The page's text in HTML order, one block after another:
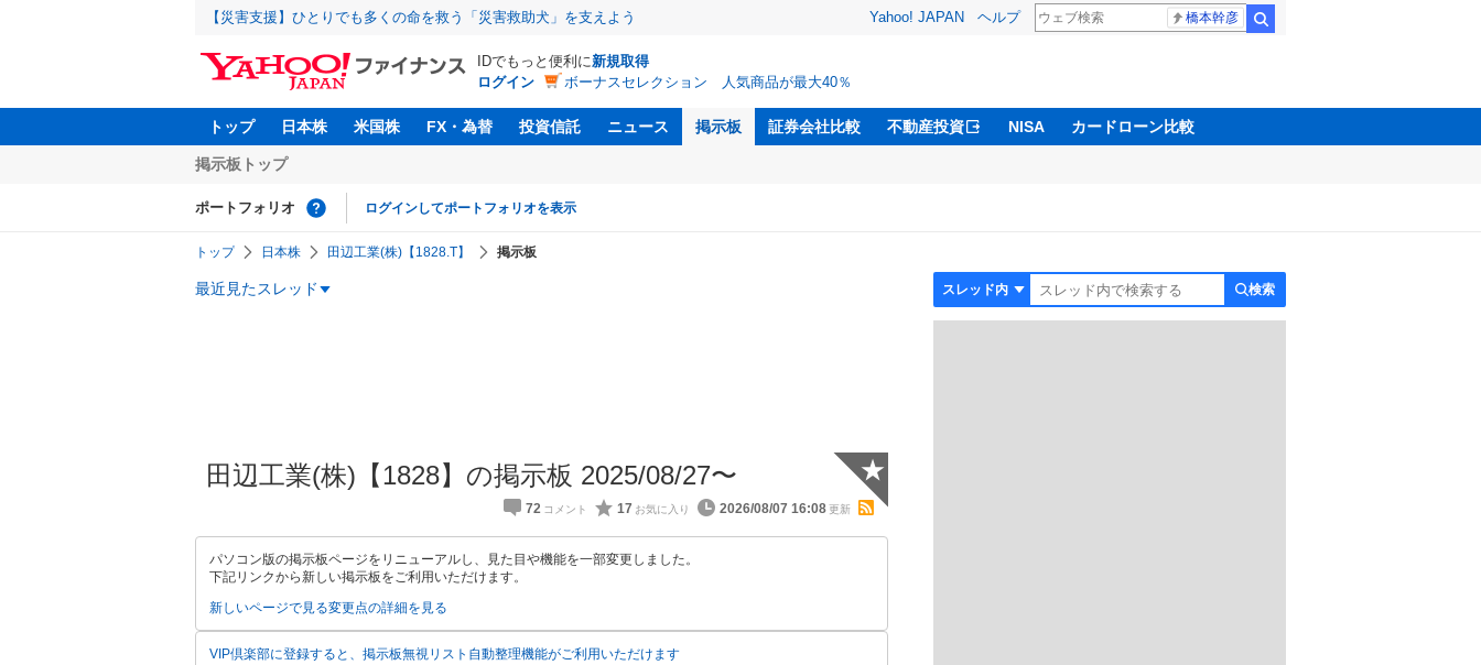
【災害支援】ひとりでも多くの命を救う「災害救助犬」を支えよう Yahoo! JAPAN ヘルプ 橋本幹彦
IDでもっと便利に新規取得
ログイン
ボーナスセレクション 人気商品が最大40％
トップ 日本株 米国株 FX・為替 投資信託 ニュース 掲示板 証券会社比較 不動産投資 NISA カードローン比較
掲示板トップ
ポートフォリオ ログインしてポートフォリオを表示
トップ 日本株 田辺工業(株)【1828.T】 掲示板
最近見たスレッド 検索
田辺工業(株)【1828】の掲示板 2025/08/27〜
72 17 2026/08/07 16:08
★
パソコン版の掲示板ページをリニューアルし、見た目や機能を一部変更しました。
下記リンクから新しい掲示板をご利用いただけます。
新しいページで見る変更点の詳細を見る
VIP倶楽部に登録すると、掲示板無視リスト自動整理機能がご利用いただけます